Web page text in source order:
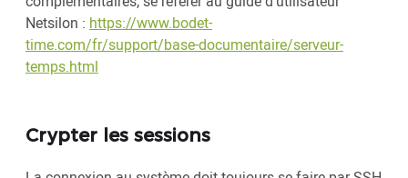
Netsilon : https://www.bodet-
time.com/fr/support/base-documentaire/serveur-
temps.html
Crypter les sessions